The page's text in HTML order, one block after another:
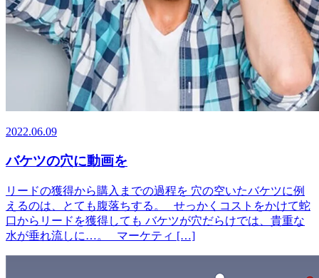
2022.06.09
バケツの穴に動画を
リードの獲得から購入までの過程を 穴の空いたバケツに例
えるのは、とても腹落ちする。 せっかくコストをかけて蛇
口からリードを獲得しても バケツが穴だらけでは、貴重な
水が垂れ流しに…。 マーケティ […]